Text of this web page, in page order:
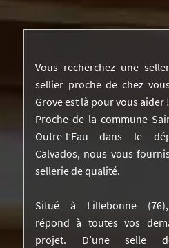
DIVERS
NOS RÉALISATIONS DANS LA
DEVIS
VIDÉOS
CONTACTEZ-NOUS
Vous recherchez une
sellier proche de chez
Grove est là pour vous aider !
Proche de la commune
Outre-l’Eau dans le
Calvados, nous vous
sellerie de qualité.
Situé à Lillebonne
répond à toutes vos
projet. D’une selle